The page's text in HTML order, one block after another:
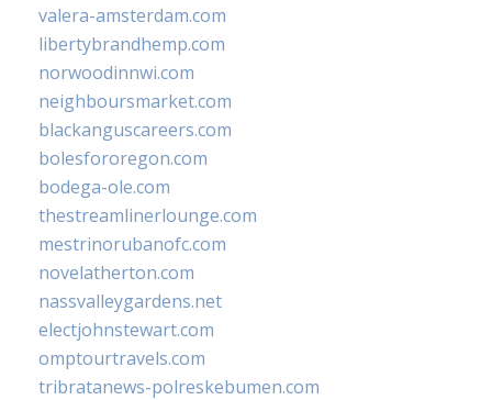
valera-amsterdam.com
libertybrandhemp.com
norwoodinnwi.com
neighboursmarket.com
blackanguscareers.com
bolesfororegon.com
bodega-ole.com
thestreamlinerlounge.com
mestrinorubanofc.com
novelatherton.com
nassvalleygardens.net
electjohnstewart.com
omptourtravels.com
tribratanews-polreskebumen.com